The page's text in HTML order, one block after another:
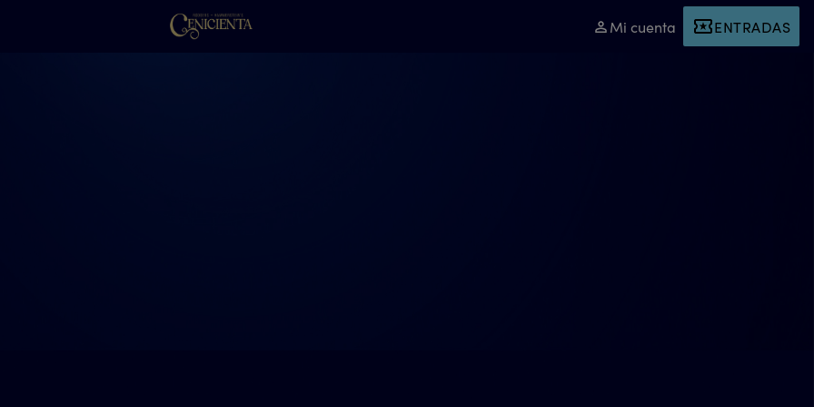
Mi cuenta ENTRADAS